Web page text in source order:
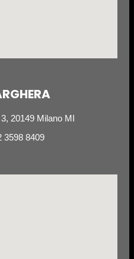
20149 Milano MI
3598 8409